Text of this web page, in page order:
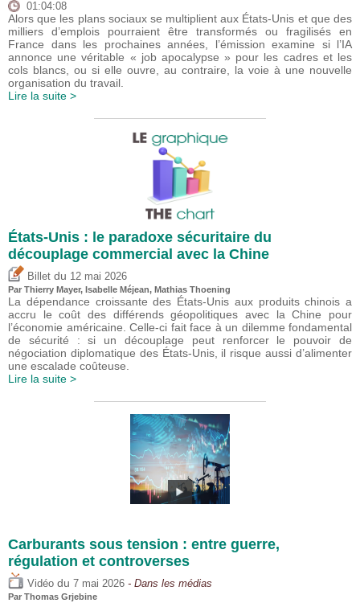
01:04:08
Alors que les plans sociaux se multiplient aux États-Unis et que des
milliers d’emplois pourraient être transformés ou fragilisés en
France dans les prochaines années, l’émission examine si l’IA
annonce une véritable « job apocalypse » pour les cadres et les
cols blancs, ou si elle ouvre, au contraire, la voie à une nouvelle
organisation du travail.
Lire la suite >
États-Unis : le paradoxe sécuritaire du
découplage commercial avec la Chine
Billet du 12 mai 2026
Par Thierry Mayer, Isabelle Méjean, Mathias Thoening
La dépendance croissante des États-Unis aux produits chinois a
accru le coût des différends géopolitiques avec la Chine pour
l’économie américaine. Celle-ci fait face à un dilemme fondamental
de sécurité : si un découplage peut renforcer le pouvoir de
négociation diplomatique des États-Unis, il risque aussi d’alimenter
une escalade coûteuse.
Lire la suite >
Carburants sous tension : entre guerre,
régulation et controverses
Vidéo du 7 mai 2026 - Dans les médias
Par Thomas Grjebine